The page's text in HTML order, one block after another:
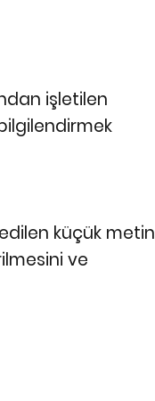
işletilen
küçük metin
ve